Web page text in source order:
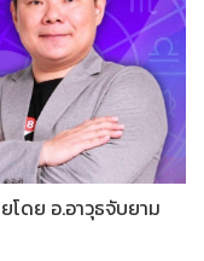
โดย อ.อาวุธจับยาม